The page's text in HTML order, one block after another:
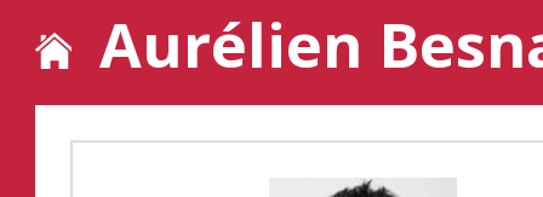
Aurélien
Back